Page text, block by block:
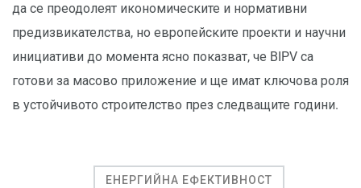
да се преодолеят икономическите и нормативни
предизвикателства, но европейските проекти и научни
инициативи до момента ясно показват, че BIPV са
готови за масово приложение и ще имат ключова роля
в устойчивото строителство през следващите години.
ЕНЕРГИЙНА ЕФЕКТИВНОСТ